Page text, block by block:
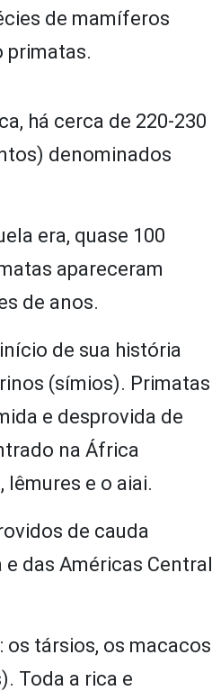
de mamíferos
primatas.
há cerca de 220-230
denominados
era, quase 100
apareceram
de anos.
de sua história
(símios). Primatas
e desprovida de
na África
e o aiai.
de cauda
das Américas Central
társios, os macacos
Toda a rica e